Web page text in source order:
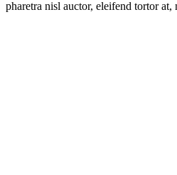
pharetra nisl auctor, eleifend tortor at,